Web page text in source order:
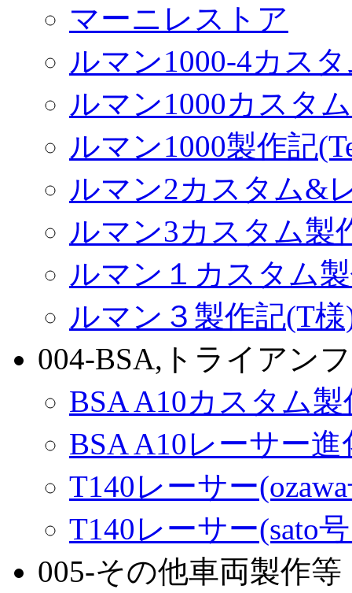
マーニレストア
ルマン1000-4カス
ルマン1000カスタ
ルマン1000製作記
ルマン2カスタム&
ルマン3カスタム製
ルマン１カスタム
ルマン３製作記(T様
004-BSA,トライアンフ
BSA A10カスタム製
BSA A10レーサー進
T140レーサー
T140レーサー(sato
005-その他車両製作等